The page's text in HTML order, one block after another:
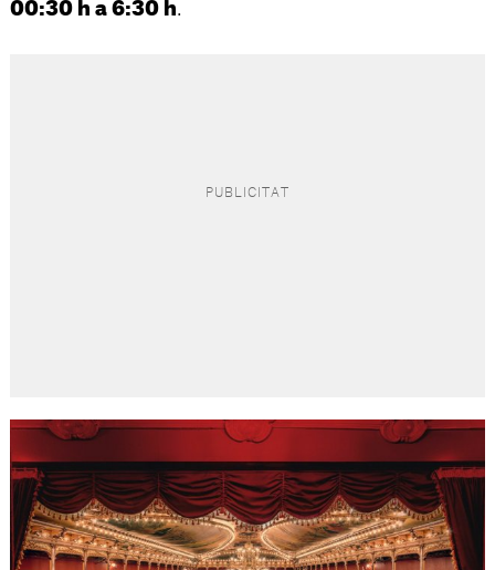
00:30 h a 6:30 h.